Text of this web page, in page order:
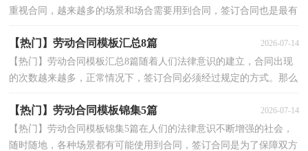
重视合同，越来越多的场景和场合需要用到合同，签订合同也是最有
【热门】劳动合同模板汇总8篇 2026-07-14
【热门】劳动合同模板汇总8篇随着人们法律意识的建立，合同出现
的次数越来越多，正常情况下，签订合同必须经过规定的方式。那么
【热门】劳动合同模板锦集5篇 2026-07-14
【热门】劳动合同模板锦集5篇在人们的法律意识不断增强的社会，
随时随地，各种场景都有可能使用到合同，签订合同是为了保障双方